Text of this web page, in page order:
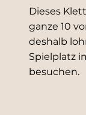
Dieses
ganze 10
deshalb
Spielplatz
besuchen.